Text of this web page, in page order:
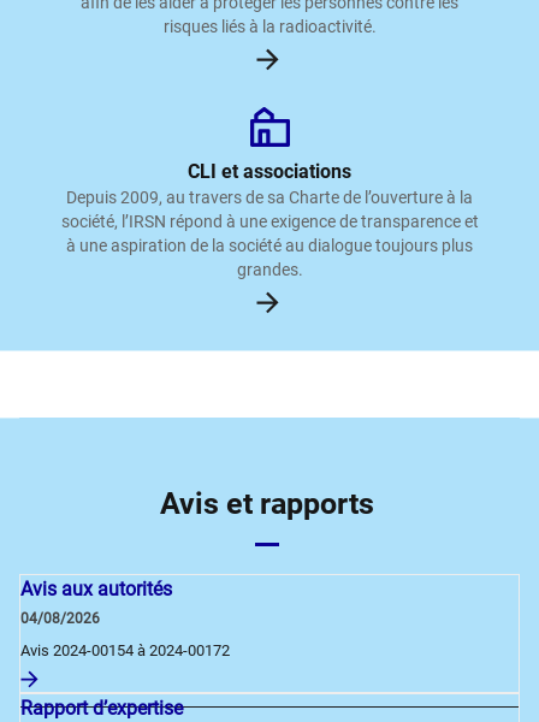
risques liés à la radioactivité.
CLI et associations
Depuis 2009, au travers de sa Charte de l’ouverture à la
société, l’IRSN répond à une exigence de transparence et
à une aspiration de la société au dialogue toujours plus
grandes.
Avis et rapports
Avis aux autorités
04/08/2026
Avis 2024-00154 à 2024-00172
Rapport d’expertise